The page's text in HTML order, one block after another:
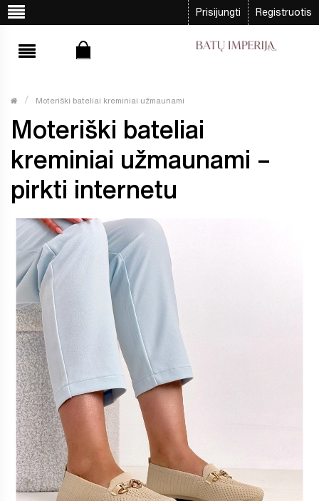
Prisijungti Registruotis
Moteriški bateliai kreminiai užmaunami
Moteriški bateliai
kreminiai užmaunami –
pirkti internetu